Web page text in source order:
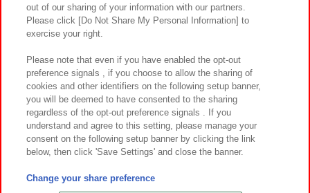
プライバシーポリシー ウェブアクセシビリティ方針と検証結果
お取引先さまとともに
カスタマーハラスメント対応方針 よくあるご質問・お問い合わせ
©Bandai Namco Amusement Inc.
©Bandai Namco Amusement Lab Inc.
out of our sharing of your information with our partners.
Please click [Do Not Share My Personal Information] to
exercise your right.
Please note that even if you have enabled the opt-out
preference signals , if you choose to allow the sharing of
cookies and other identifiers on the following setup banner,
you will be deemed to have consented to the sharing
regardless of the opt-out preference signals . If you
understand and agree to this setting, please manage your
consent on the following setup banner by clicking the link
below, then click 'Save Settings' and close the banner.
Change your share preference